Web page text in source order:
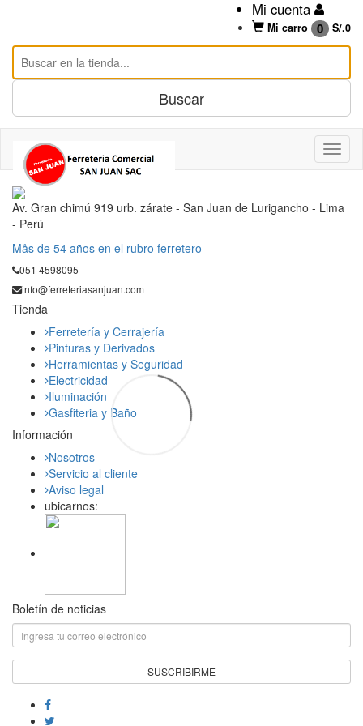
Mi cuenta
Mi carro 0 S/.0
Av. Gran chimú 919 urb. zárate - San Juan de Lurigancho - Lima
- Perú
Mås de 54 años en el rubro ferretero
051 4598095
info@ferreteriasanjuan.com
Tienda
Ferretería y Cerrajería
Pinturas y Derivados
Herramientas y Seguridad
Electricidad
Iluminación
Gasfiteria y Baño
Información
Nosotros
Servicio al cliente
Aviso legal
ubicarnos:
Boletín de noticias